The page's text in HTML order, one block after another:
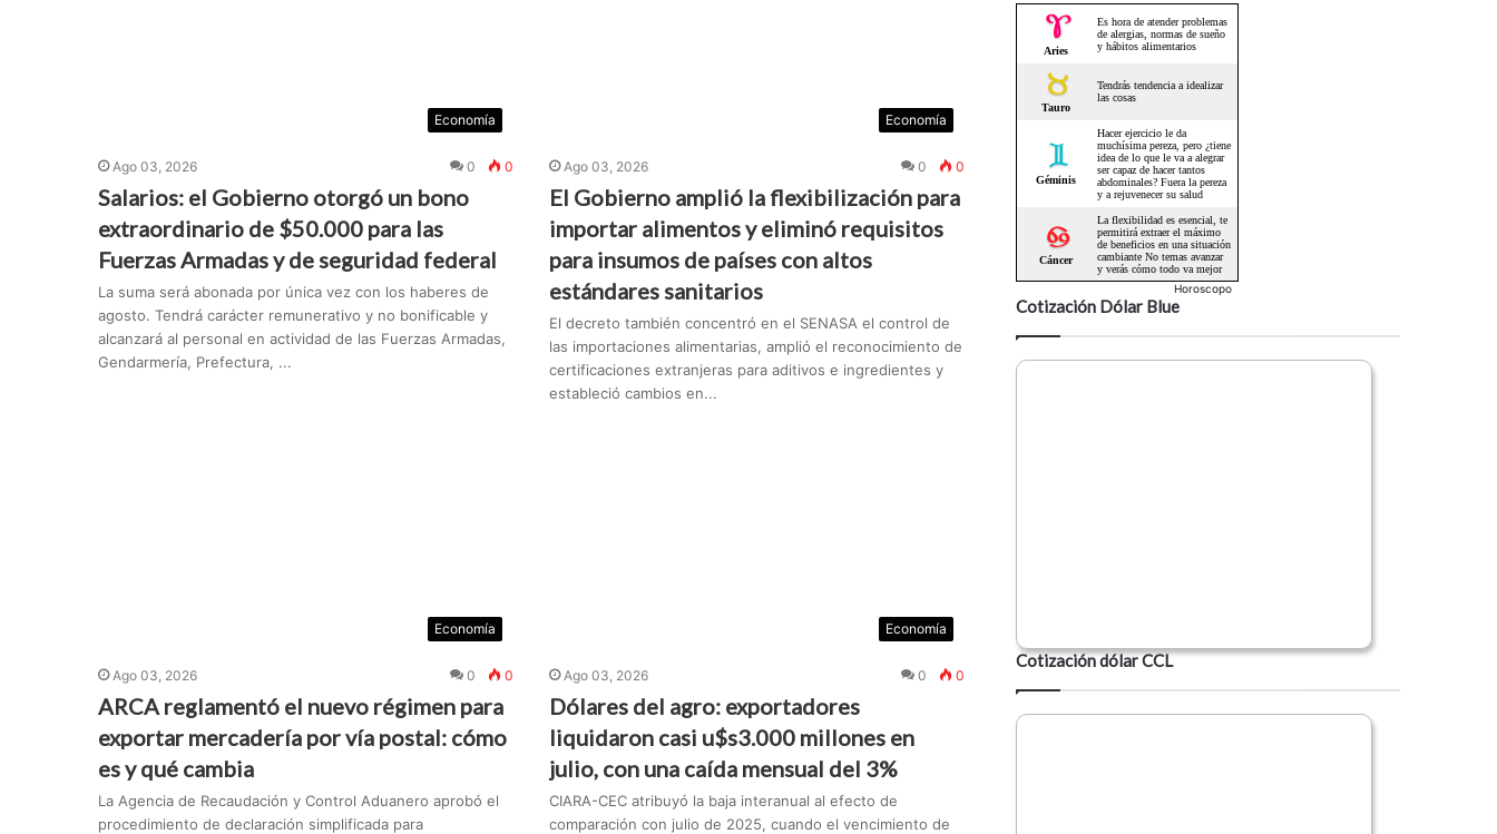
Economía
Ago 03, 2026 0 0
Salarios: el Gobierno otorgó un bono
extraordinario de $50.000 para las
Fuerzas Armadas y de seguridad federal
La suma será abonada por única vez con los haberes de
agosto. Tendrá carácter remunerativo y no bonificable y
alcanzará al personal en actividad de las Fuerzas Armadas,
Gendarmería, Prefectura, ...
Economía
Ago 03, 2026 0 0
El Gobierno amplió la flexibilización para
importar alimentos y eliminó requisitos
para insumos de países con altos
estándares sanitarios
El decreto también concentró en el SENASA el control de
las importaciones alimentarias, amplió el reconocimiento de
certificaciones extranjeras para aditivos e ingredientes y
estableció cambios en...
Economía
Ago 03, 2026 0 0
ARCA reglamentó el nuevo régimen para
exportar mercadería por vía postal: cómo
es y qué cambia
La Agencia de Recaudación y Control Aduanero aprobó el
procedimiento de declaración simplificada para
Economía
Ago 03, 2026 0 0
Dólares del agro: exportadores
liquidaron casi u$s3.000 millones en
julio, con una caída mensual del 3%
CIARA-CEC atribuyó la baja interanual al efecto de
comparación con julio de 2025, cuando el vencimiento de
Horoscopo
Cotización Dólar Blue
Cotización dólar CCL